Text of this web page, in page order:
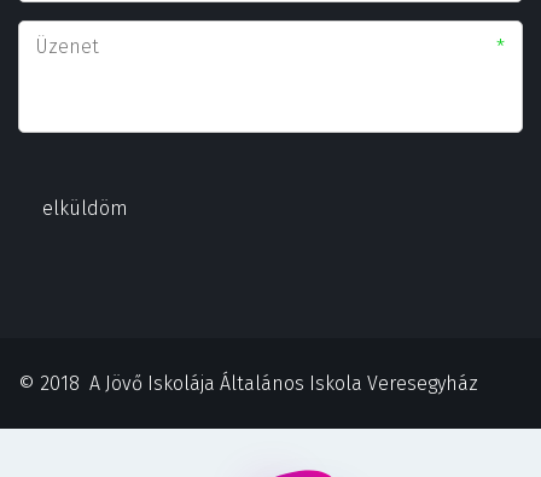
*
elküldöm
© 2018  A Jövő Iskolája Általános Iskola Veresegyház